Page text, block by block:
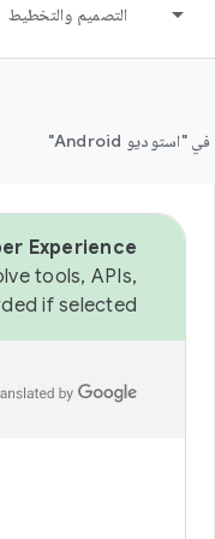
التصميم والتخطيط
Experience.
tools, APIs,
if selected.